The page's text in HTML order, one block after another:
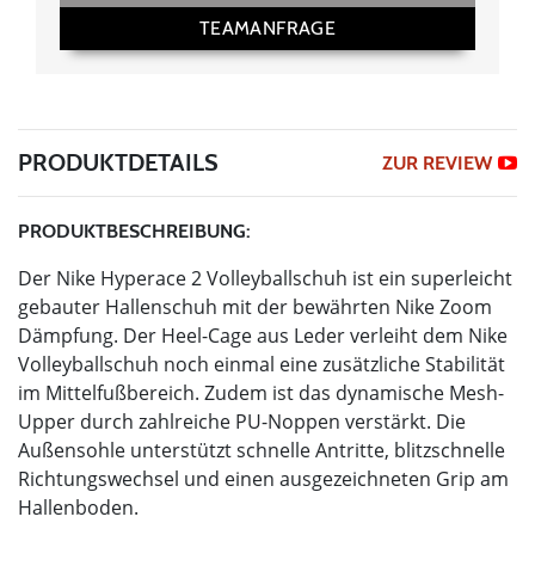
TEAMANFRAGE
PRODUKTDETAILS ZUR REVIEW
PRODUKTBESCHREIBUNG:
Der Nike Hyperace 2 Volleyballschuh ist ein superleicht
gebauter Hallenschuh mit der bewährten Nike Zoom
Dämpfung. Der Heel-Cage aus Leder verleiht dem Nike
Volleyballschuh noch einmal eine zusätzliche Stabilität
im Mittelfußbereich. Zudem ist das dynamische Mesh-
Upper durch zahlreiche PU-Noppen verstärkt. Die
Außensohle unterstützt schnelle Antritte, blitzschnelle
Richtungswechsel und einen ausgezeichneten Grip am
Hallenboden.